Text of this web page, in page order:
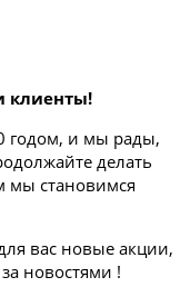
клиенты!
годом, и мы рады,
делать
мы становимся
вас новые акции,
новостями !